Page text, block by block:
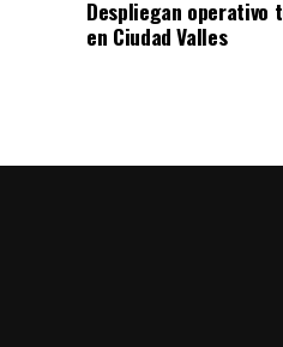
Despliegan operativo
en Ciudad Valles